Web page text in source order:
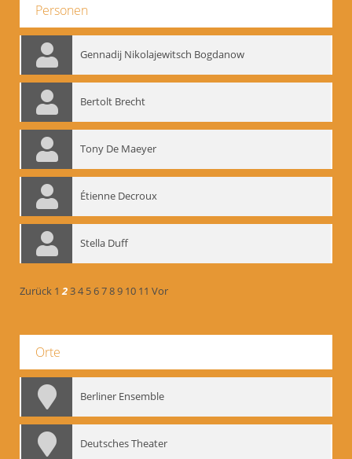
Personen
Gennadij Nikolajewitsch Bogdanow
Bertolt Brecht
Tony De Maeyer
Étienne Decroux
Stella Duff
Zurück 1 234 56789 10 11 Vor
Orte
Berliner Ensemble
Deutsches Theater